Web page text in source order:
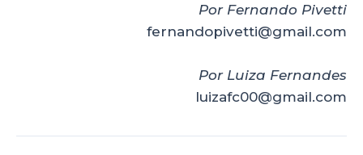
Por Fernando Pivetti
fernandopivetti@gmail.com
Por Luiza Fernandes
luizafc00@gmail.com